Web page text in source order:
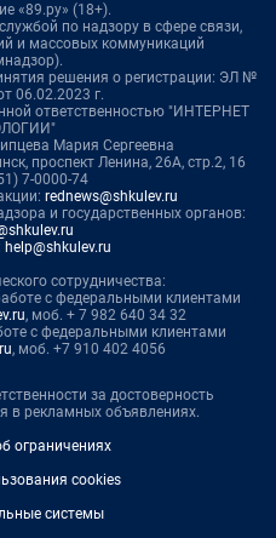
«89.ру» (18+).
по надзору в сфере связи,
и массовых коммуникаций
решения о регистрации: ЭЛ №
06.02.2023 г.
ответственностью "ИНТЕРНЕТ
Мария Сергеевна
проспект Ленина, 26А, стр.2, 16
7-0000-74
rednews@shkulev.ru
и государственных органов:
help@shkulev.ru
сотрудничества:
с федеральными клиентами
, моб. + 7 982 640 34 32
с федеральными клиентами
, моб. +7 910 402 4056
за достоверность
в рекламных объявлениях.
ограничениях
cookies
системы